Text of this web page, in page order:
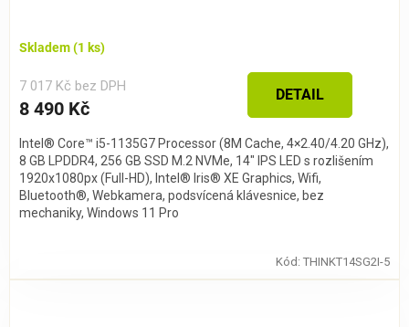
Skladem(1 ks)
7 017 Kč bez DPH
8 490 Kč
DETAIL
Intel® Core™ i5-1135G7 Processor (8M Cache, 4×2.40/4.20 GHz),
8 GB LPDDR4, 256 GB SSD M.2 NVMe, 14" IPS LED s rozlišením
1920x1080px (Full-HD), Intel® Iris® XE Graphics, Wifi,
Bluetooth®, Webkamera, podsvícená klávesnice, bez
mechaniky, Windows 11 Pro
Kód: THINKT14SG2I-5